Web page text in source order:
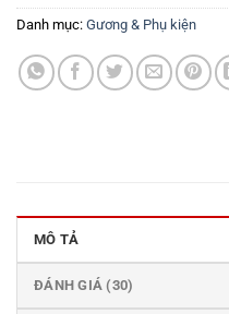
Danh mục: Gương & Phụ kiện
MÔ TẢ
ĐÁNH GIÁ (30)